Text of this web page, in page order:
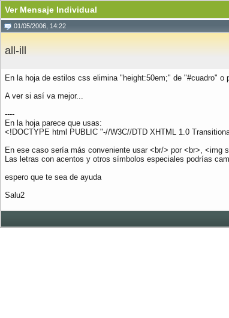
Ver Mensaje Individual
01/05/2006, 14:22
all-ill
En la hoja de estilos css elimina "height:50em;" de "#cuadro" o
A ver si así va mejor...
----
En la hoja parece que usas:
<!DOCTYPE html PUBLIC "-//W3C//DTD XHTML 1.0
En ese caso sería más conveniente usar <br/> por <br>, <img
Las letras con acentos y otros símbolos especiales podrías
espero que te sea de ayuda
Salu2